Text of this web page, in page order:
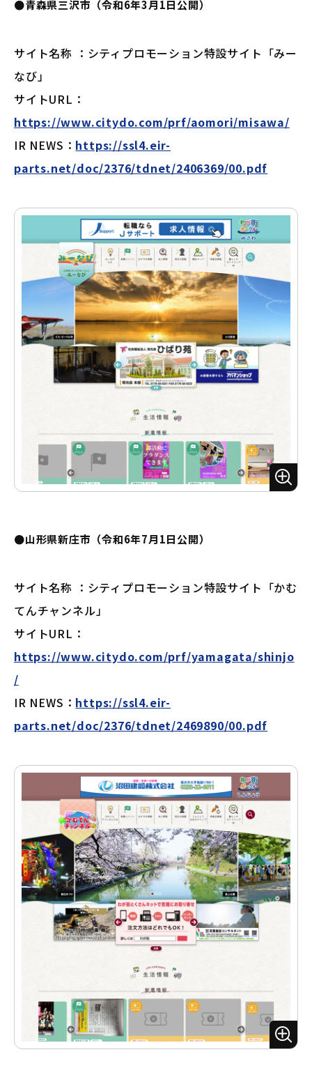
●青森県三沢市（令和6年3月1日公開）
サイト名称 ：シティプロモーション特設サイト「みー
なび」
サイトURL：
https://www.citydo.com/prf/aomori/misawa/
IR NEWS： https://ssl4.eir-
parts.net/doc/2376/tdnet/2406369/00.pdf
ズ
ー
●山形県新庄市（令和6年7月1日公開）
サイト名称 ：シティプロモーション特設サイト「かむ
てんチャンネル」
サイトURL：
https://www.citydo.com/prf/yamagata/shinjo
/
IR NEWS： https://ssl4.eir-
parts.net/doc/2376/tdnet/2469890/00.pdf
ズ
ー